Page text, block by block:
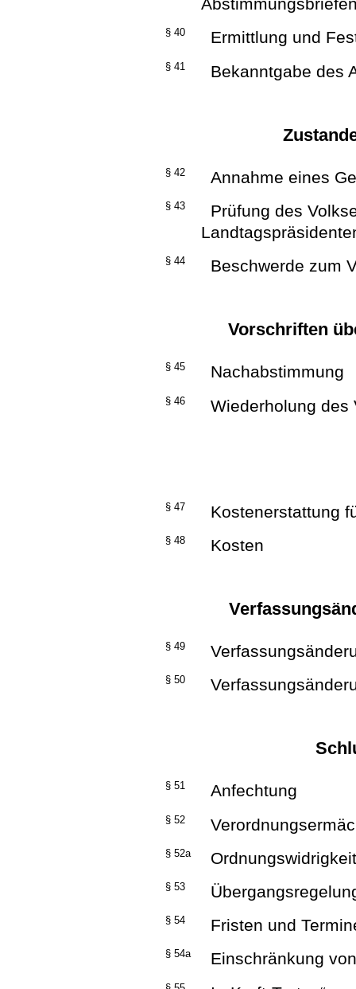
§ 40 Ermittlung und
§ 41 Bekanntgabe des
§ 42 Annahme eines
§ 43
Prüfung des
§ 44 Beschwerde zum
Vorschriften
§ 45 Nachabstimmung
§ 46 Wiederholung des
§ 47 Kostenerstattung
§ 48 Kosten
§ 49
§ 50
§ 51 Anfechtung
§ 52
§ 52a
§ 53
§ 54 Fristen und
§ 54a Einschränkung